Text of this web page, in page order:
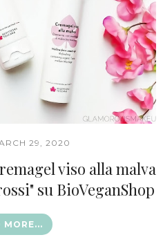
29, 2020
viso alla malva
su BioVeganShop
MORE...